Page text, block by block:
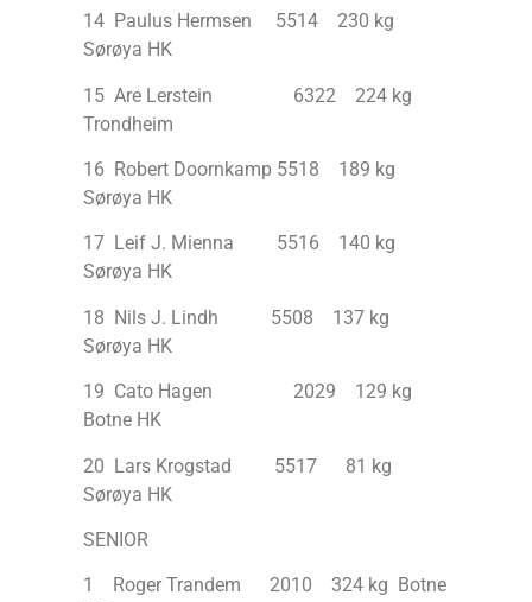
14 Paulus Hermsen 5514 230 kg
Sørøya HK
15 Are Lerstein 6322 224 kg
Trondheim
16 Robert Doornkamp 5518 189 kg
Sørøya HK
17 Leif J. Mienna 5516 140 kg
Sørøya HK
18 Nils J. Lindh 5508 137 kg
Sørøya HK
19 Cato Hagen 2029 129 kg
Botne HK
20 Lars Krogstad 5517 81 kg
Sørøya HK
SENIOR
1 Roger Trandem 2010 324 kg Botne